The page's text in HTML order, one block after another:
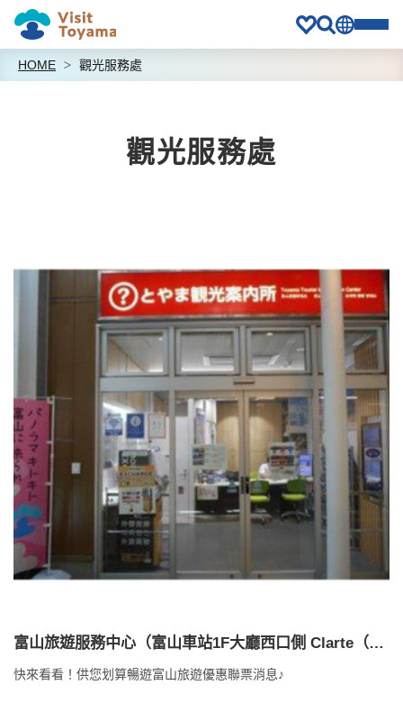
HOME 觀光服務處
觀光服務處
富山旅遊服務中心（富山車站1F大廳西口側 Clarte（ク
ラルテ）內
快來看看！供您划算暢遊富山旅遊優惠聯票消息♪